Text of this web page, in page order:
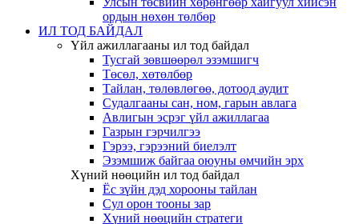
ордын нөхөн төлбөр
ИЛ ТОД БАЙДАЛ
Үйл ажиллагааны ил тод байдал
Тусгай зөвшөөрөл эзэмшигч
Төсөл, хөтөлбөр
Тайлан, төлөвлөгөө, дотоод аудит
Судалгааны сан, ном, гарын авлага
Авлигын эсрэг үйл ажиллагаа
Газрын гэрчилгээ
Гэрээ, гэрээний биелэлт
Эзэмшиж байгаа оюуны өмчийн эрх
Хүний нөөцийн ил тод байдал
Ёс зүйн дэд хорооны тайлан
Сул орон тооны зар
Хүний нөөцийн стратеги